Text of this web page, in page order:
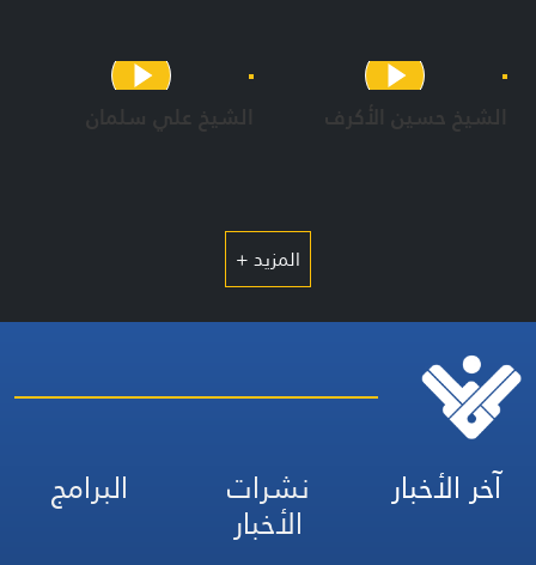
الشيخ حسين الأكرف الشيخ علي سلمان
المزيد +
آخر الأخبار نشرات
الأخبار
البرامج